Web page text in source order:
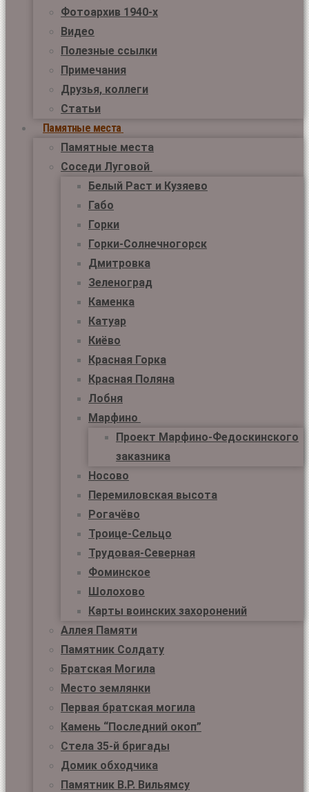
Фотоархив 1940-х
Видео
Полезные ссылки
Примечания
Друзья, коллеги
Статьи
Памятные места
Памятные места
Соседи Луговой
Белый Раст и Кузяево
Габо
Горки
Горки-Солнечногорск
Дмитровка
Зеленоград
Каменка
Катуар
Киёво
Красная Горка
Красная Поляна
Лобня
Марфино
Проект Марфино-Федоскинского
заказника
Носово
Перемиловская высота
Рогачёво
Троице-Сельцо
Трудовая-Северная
Фоминское
Шолохово
Карты воинских захоронений
Аллея Памяти
Памятник Солдату
Братская Могила
Место землянки
Первая братская могила
Камень “Последний окоп”
Стела 35-й бригады
Домик обходчика
Памятник В.Р. Вильямсу